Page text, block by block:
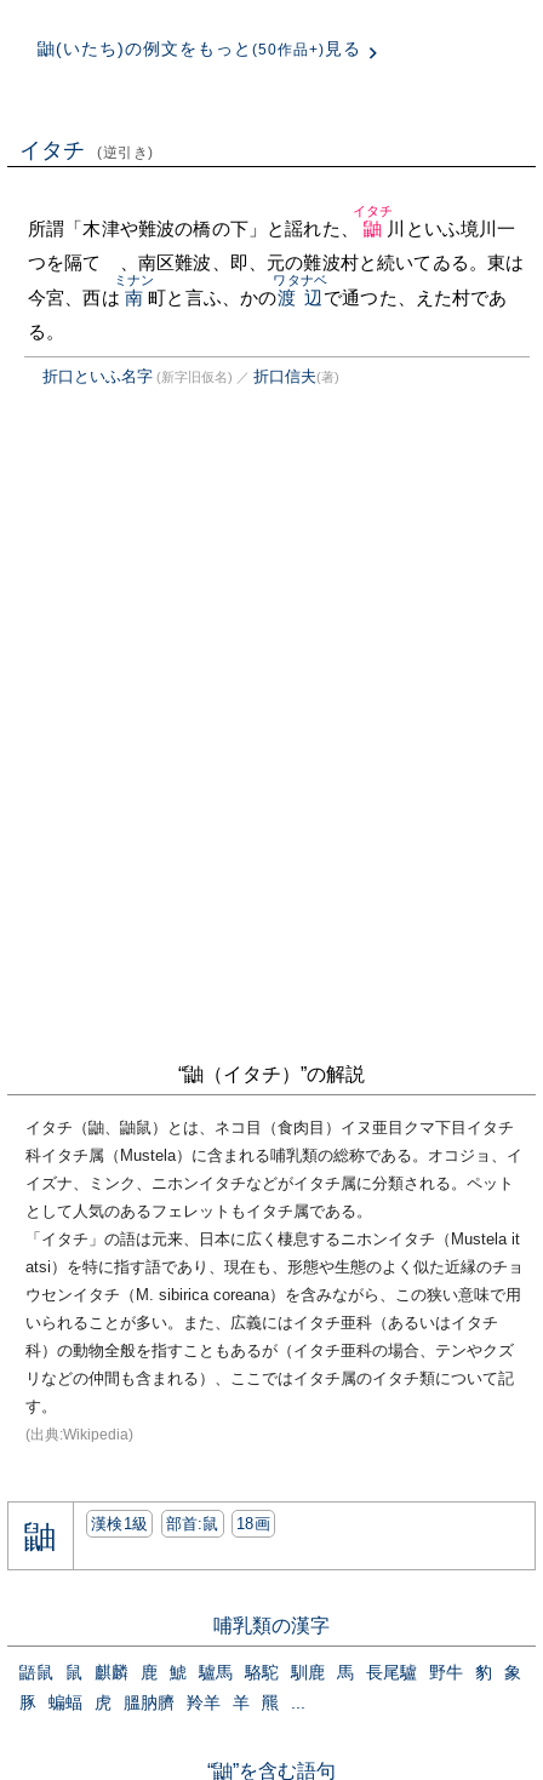
鼬(いたち)の例文をもっと (50作品+) 見る
イタチ (逆引き)
所謂「木津や難波の橋の下」と謡れた、 鼬
イタチ
川といふ境川一
つを隔てゝ、南区難波、即、元の難波村と続いてゐる。東は
今宮、西は 南
ミナン
町と言ふ、かの渡辺
ワタナベ
で通つた、えた村であ
る。
折口といふ名字 (新字旧仮名) ／ 折口信夫(著)
“鼬（イタチ）”の解説
イタチ（鼬、鼬鼠）とは、ネコ目（食肉目）イヌ亜目クマ下目イタチ
科イタチ属（Mustela）に含まれる哺乳類の総称である。オコジョ、イ
イズナ、ミンク、ニホンイタチなどがイタチ属に分類される。ペット
として人気のあるフェレットもイタチ属である。
「イタチ」の語は元来、日本に広く棲息するニホンイタチ（Mustela it
atsi）を特に指す語であり、現在も、形態や生態のよく似た近縁のチョ
ウセンイタチ（M. sibirica coreana）を含みながら、この狭い意味で用
いられることが多い。また、広義にはイタチ亜科（あるいはイタチ
科）の動物全般を指すこともあるが（イタチ亜科の場合、テンやクズ
リなどの仲間も含まれる）、ここではイタチ属のイタチ類について記
す。
(出典:Wikipedia)
鼬 漢検1級 部首:⿏ 18画
哺乳類の漢字
鼯鼠 鼠 麒麟 鹿 鯱 驢馬 駱駝 馴鹿 馬 長尾驢 野牛 豹
象
豚
蝙蝠 虎 膃肭臍 羚羊 羊 羆 ...
“鼬”を含む語句